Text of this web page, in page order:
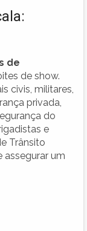
de
de show.
civis, militares,
privada,
do
e
Trânsito
assegurar um